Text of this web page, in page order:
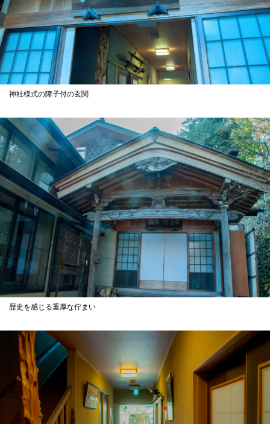
神社様式の障子付の玄関
歴史を感じる重厚な佇まい